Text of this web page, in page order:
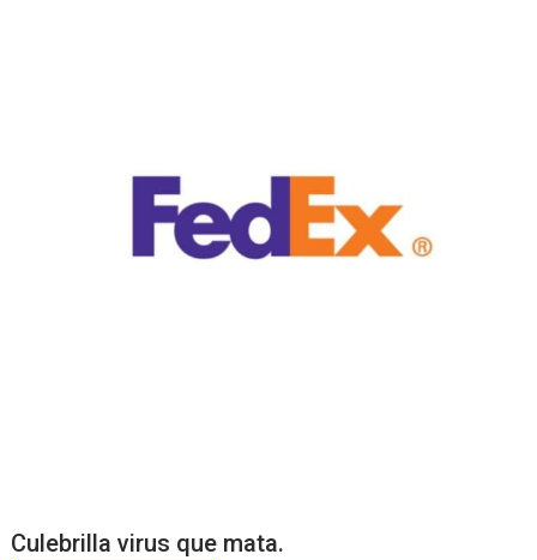
Culebrilla virus que mata.